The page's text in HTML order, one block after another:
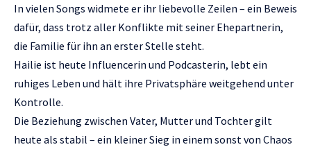
In vielen Songs widmete er ihr liebevolle Zeilen – ein Beweis
dafür, dass trotz aller Konflikte mit seiner Ehepartnerin,
die Familie für ihn an erster Stelle steht.
Hailie ist heute Influencerin und Podcasterin, lebt ein
ruhiges Leben und hält ihre Privatsphäre weitgehend unter
Kontrolle.
Die Beziehung zwischen Vater, Mutter und Tochter gilt
heute als stabil – ein kleiner Sieg in einem sonst von Chaos